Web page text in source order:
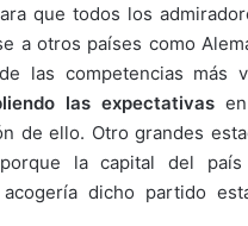
que todos los
a otros países como
las competencias más
las expectativasen
de ello. Otro grandes
la capital del país
dicho partido